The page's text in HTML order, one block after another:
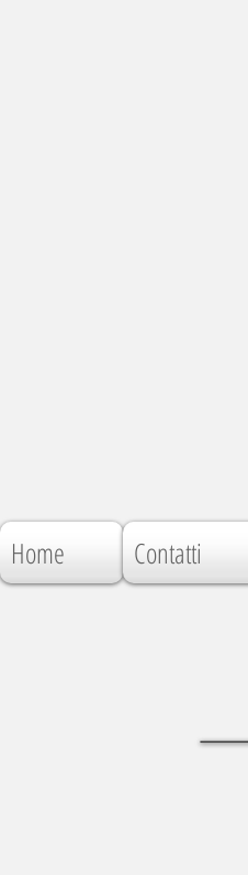
Home Contatti